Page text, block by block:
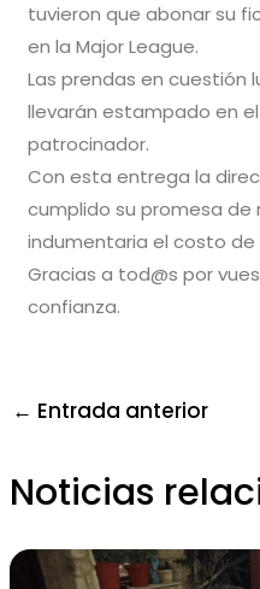
tuvieron que abonar su
en la Major League.
Las prendas en cuestión
llevarán estampado en
patrocinador.
Con esta entrega la
cumplido su promesa de
indumentaria el costo
Gracias a tod@s por
confianza.
← Entrada anterior
Noticias